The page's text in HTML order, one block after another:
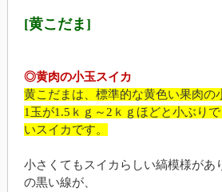
[黄こだま]
◎黄肉の小玉スイカ
黄こだまは、標準的な黄色い果肉の
1玉が1.5ｋｇ～2ｋｇほどと小ぶり
いスイカです。
小さくてもスイカらしい縞模様があ
の黒い線が、